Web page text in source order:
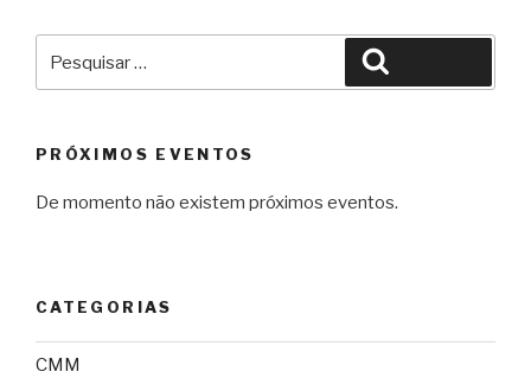
por:
PRÓXIMOS EVENTOS
De momento não existem próximos eventos.
CATEGORIAS
CMM